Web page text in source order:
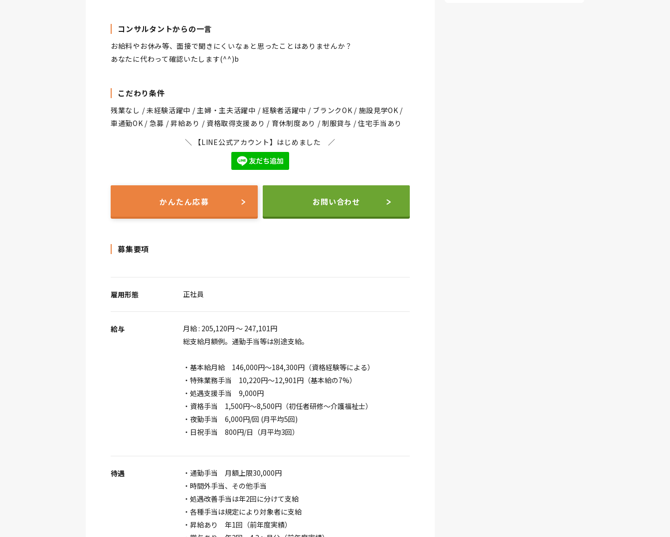
コンサルタントからの一言
お給料やお休み等、面接で聞きにくいなぁと思ったことはありませんか？
あなたに代わって確認いたします(^^)b
こだわり条件
残業なし / 未経験活躍中 / 主婦・主夫活躍中 / 経験者活躍中 / ブランクOK / 施設見学OK /
車通勤OK / 急募 / 昇給あり / 資格取得支援あり / 育休制度あり / 制服貸与 / 住宅手当あり
＼ 【LINE公式アカウント】はじめました ／
かんたん応募 お問い合わせ
募集要項
雇用形態 正社員
給与
月給 : 205,120円 ～ 247,101円
総支給月額例。通勤手当等は別途支給。
・基本給月給 146,000円～184,300円（資格経験等による）
・特殊業務手当 10,220円～12,901円（基本給の7%）
・処遇支援手当 9,000円
・資格手当 1,500円～8,500円（初任者研修～介護福祉士）
・夜勤手当 6,000円/回 (月平均5回)
・日祝手当 800円/日（月平均3回）
待遇
・通勤手当 月額上限30,000円
・時間外手当、その他手当
・処遇改善手当は年2回に分けて支給
・各種手当は規定により対象者に支給
・昇給あり 年1回（前年度実績）